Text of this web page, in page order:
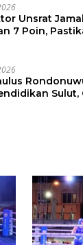
Unsrat
7 Poin,
Sulut,